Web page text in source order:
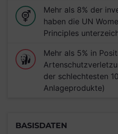
Mehr als 8% der
haben die UN
Principles
Mehr als 5% in
der schlechtesten
Anlageprodukte)
BASISDATEN